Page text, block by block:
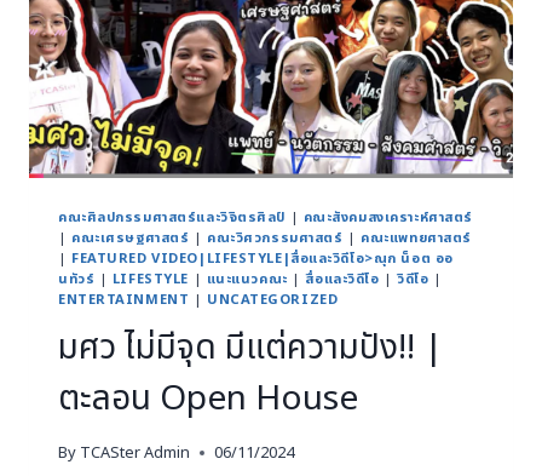
คณะศิลปกรรมศาสตร์และวิจิตรศิลป์ | คณะสังคมสงเคราะห์ศาสตร์
| คณะเศรษฐศาสตร์ | คณะวิศวกรรมศาสตร์ | คณะแพทยศาสตร์
| FEATURED VIDEO|LIFESTYLE|สื่อและวิดีโอ>ณุก น็อต ออ
นทัวร์ | LIFESTYLE | แนะแนวคณะ |สื่อและวิดีโอ |วิดีโอ |
ENTERTAINMENT | UNCATEGORIZED
มศว ไม่มีจุด มีแต่ความปัง!! |
ตะลอน Open House
By TCASter Admin 06/11/2024